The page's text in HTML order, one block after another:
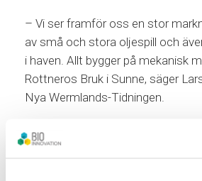
– Vi ser framför oss en stor
av små och stora oljespill och
i haven. Allt bygger på mekanisk
Rottneros Bruk i Sunne, säger
Nya Wermlands-Tidningen.
I dagarna kommer Biosorbe
delägare efter en nyemission